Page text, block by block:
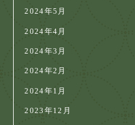
2024年5月
2024年4月
2024年3月
2024年2月
2024年1月
2023年12月